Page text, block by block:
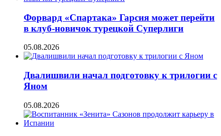
Форвард «Спартака» Гарсия может перейти
в клуб-новичок турецкой Суперлиги
05.08.2026
Двалишвили начал подготовку к трилогии с
Яном
05.08.2026